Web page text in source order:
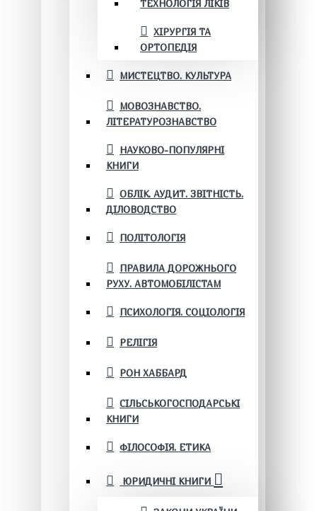
ТЕХНОЛОГІЯ ЛІКІВ
ХІРУРГІЯ ТА
ОРТОПЕДІЯ
МИСТЕЦТВО. КУЛЬТУРА
МОВОЗНАВСТВО.
ЛІТЕРАТУРОЗНАВСТВО
НАУКОВО-ПОПУЛЯРНІ
КНИГИ
ОБЛІК. АУДИТ. ЗВІТНІСТЬ.
ДІЛОВОДСТВО
ПОЛІТОЛОГІЯ
ПРАВИЛА ДОРОЖНЬОГО
РУХУ. АВТОМОБІЛІСТАМ
ПСИХОЛОГІЯ. СОЦІОЛОГІЯ
РЕЛІГІЯ
РОН ХАББАРД
СІЛЬСЬКОГОСПОДАРСЬКІ
КНИГИ
ФІЛОСОФІЯ. ЕТИКА
ЮРИДИЧНІ КНИГИ